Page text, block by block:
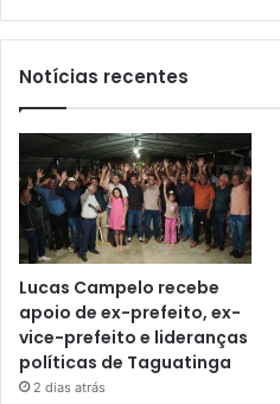
Notícias recentes
Lucas Campelo recebe
apoio de ex-prefeito, ex-
vice-prefeito e lideranças
políticas de Taguatinga
2 dias atrás